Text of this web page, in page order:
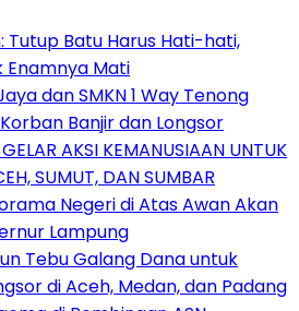
Tutup Batu Harus Hati-hati,
Enamnya Mati
dan SMKN 1 Way Tenong
Banjir dan Longsor
AKSI KEMANUSIAAN UNTUK
SUMUT, DAN SUMBAR
Negeri di Atas Awan Akan
Lampung
Tebu Galang Dana untuk
di Aceh, Medan, dan Padang